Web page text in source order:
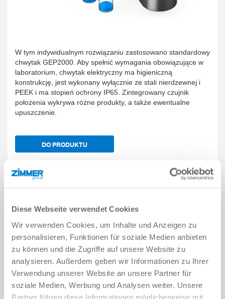
Diese Webseite verwendet Cookies
Wir verwenden Cookies, um Inhalte und Anzeigen zu
personalisieren, Funktionen für soziale Medien anbieten
zu können und die Zugriffe auf unsere Website zu
analysieren. Außerdem geben wir Informationen zu Ihrer
Verwendung unserer Website an unsere Partner für
soziale Medien, Werbung und Analysen weiter. Unsere
Partner führen diese Informationen möglicherweise mit
W tym indywidualnym rozwiązaniu zastosowano standardowy
chwytak GEP2000. Aby spełnić wymagania obowiązujące w
laboratorium, chwytak elektryczny ma higieniczną
konstrukcję, jest wykonany wyłącznie ze stali nierdzewnej i
PEEK i ma stopień ochrony IP65. Zintegrowany czujnik
położenia wykrywa różne produkty, a także ewentualne
upuszczenie.
DO PRODUKTU
DECAPPER/RECAPPER